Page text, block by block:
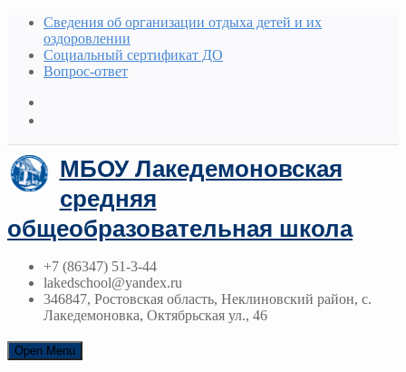
Сведения об организации отдыха детей и их
оздоровлении
Социальный сертификат ДО
Вопрос-ответ
МБОУ Лакедемоновская
средняя
общеобразовательная школа
+7 (86347) 51-3-44
lakedschool@yandex.ru
346847, Ростовская область, Неклиновский район, с.
Лакедемоновка, Октябрьская ул., 46
Open Menu